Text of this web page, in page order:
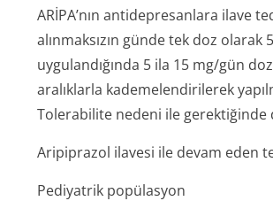
ARİPA’nın antidepresanlara ilave
alınmaksızın günde tek doz
uygulandığında 5 ila 15 mg/gün
aralıklarla kademelendirilerek
Tolerabilite nedeni ile gerektiğinde
Aripiprazol ilavesi ile devam eden
Pediyatrik popülasyon